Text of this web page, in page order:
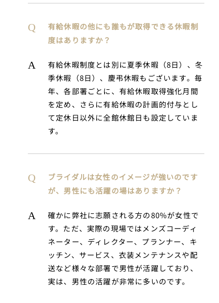
有給休暇の他にも誰もが取得できる休暇制
度はありますか？
有給休暇制度とは別に夏季休暇（8日）、冬
季休暇（8日）、慶弔休暇もございます。毎
年、各部署ごとに、有給休暇取得強化月間
を定め、さらに有給休暇の計画的付与とし
て定休日以外に全館休館日も設定していま
す。
ブライダルは女性のイメージが強いのです
が、男性にも活躍の場はありますか？
確かに弊社に志願される方の80%が女性で
す。ただ、実際の現場ではメンズコーディ
ネーター、ディレクター、プランナー、キ
ッチン、サービス、衣装メンテナンスや配
送など様々な部署で男性が活躍しており、
実は、男性の活躍が非常に多いのです。